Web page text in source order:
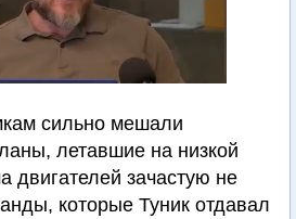
сильно мешали
летавшие на низкой
двигателей зачастую не
которые Туник отдавал